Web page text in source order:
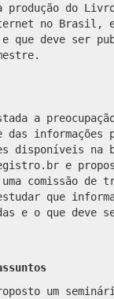
do
no Brasil,
e que deve ser
a
das informações
disponíveis na
e
comissão de
que
e o que deve
um